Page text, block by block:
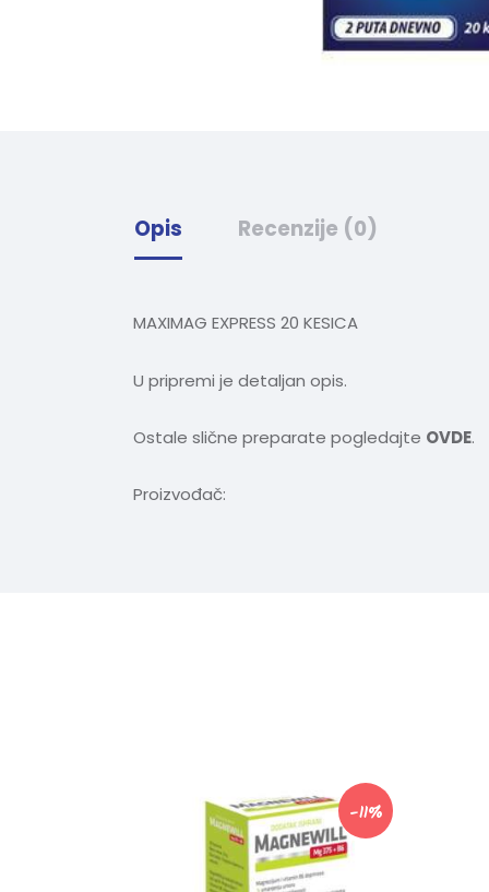
Opis Recenzije (0)
MAXIMAG EXPRESS 20 KESICA
U pripremi je detaljan opis.
Ostale slične preparate pogledajte OVDE.
Proizvođač:
-11%